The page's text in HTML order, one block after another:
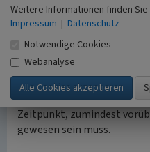
Ob und in welcher Weise
Katastrophe
Untersuchungen nicht
collegium iuventutis
organisierter
in seiner Inschrift in das
belegt jedenfalls
Zeitpunkt, zumindest
gewesen sein muss.
Weitere Informationen finden
Impressum | Datenschutz
Notwendige Cookies
Webanalyse